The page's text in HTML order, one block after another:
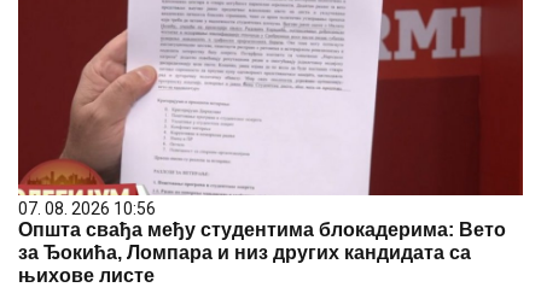
07. 08. 2026 10:56
Општа свађа међу студентима блокадерима: Вето
за Ђокића, Ломпара и низ других кандидата са
њихове листе